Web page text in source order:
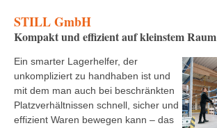
STILL GmbH
Kompakt und effizient auf kleinstem Raum
Ein smarter Lagerhelfer, der
unkompliziert zu handhaben ist und
mit dem man auch bei beschränkten
Platzverhältnissen schnell, sicher und
effizient Waren bewegen kann – das